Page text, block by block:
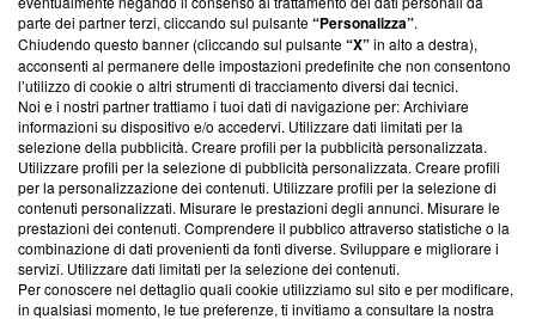
Su di noi
Team editoriale
Corporate
Redazione
Informativa Privacy
Cookie Policy
Blasting SA, IDI CHE-247.845.224, Via Carlo Frasca, 3 - 6900
Lugano (Svizzera) Tel:+39 0690258937
parte dei partner terzi, cliccando sul pulsante“Personalizza”.
Chiudendo questo banner (cliccando sul pulsante“X”in alto a destra),
acconsenti al permanere delle impostazioni predefinite che non consentono
l’utilizzo di cookie o altri strumenti di tracciamento diversi dai tecnici.
Noi e i nostri partner trattiamo i tuoi dati di navigazione per: Archiviare
informazioni su dispositivo e/o accedervi. Utilizzare dati limitati per la
selezione della pubblicità. Creare profili per la pubblicità personalizzata.
Utilizzare profili per la selezione di pubblicità personalizzata. Creare profili
per la personalizzazione dei contenuti. Utilizzare profili per la selezione di
contenuti personalizzati. Misurare le prestazioni degli annunci. Misurare le
prestazioni dei contenuti. Comprendere il pubblico attraverso statistiche o la
combinazione di dati provenienti da fonti diverse. Sviluppare e migliorare i
servizi. Utilizzare dati limitati per la selezione dei contenuti.
Per conoscere nel dettaglio quali cookie utilizziamo sul sito e per modificare,
in qualsiasi momento, le tue preferenze, ti invitiamo a consultare la nostra